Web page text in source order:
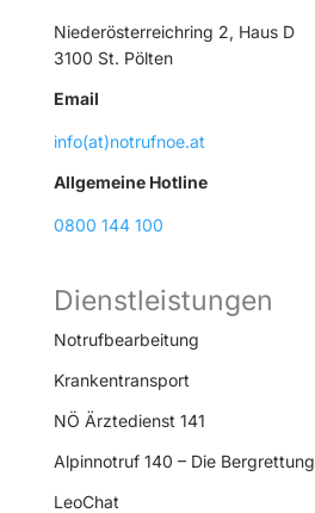
Niederösterreichring 2, Haus D
3100 St. Pölten
Email
info(at)notrufnoe.at
Allgemeine Hotline
0800 144 100
Dienstleistungen
Notrufbearbeitung
Krankentransport
NÖ Ärztedienst 141
Alpinnotruf 140 – Die Bergrettung
LeoChat